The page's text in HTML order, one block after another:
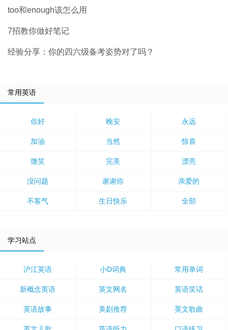
too和enough该怎么用
7招教你做好笔记
经验分享：你的四六级备考姿势对了吗？
常用英语
你好 晚安 永远
加油 当然 惊喜
微笑 完美 漂亮
没问题 谢谢你 亲爱的
不客气 生日快乐 全部
学习站点
沪江英语 小D词典 常用单词
新概念英语 英文网名 英语笑话
英语故事 美剧推荐 英文歌曲